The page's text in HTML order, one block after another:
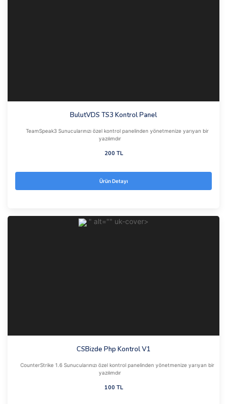
BulutVDS TS3 Kontrol Panel
TeamSpeak3 Sunucularınızı özel kontrol panelinden yönetmenize yarıyan bir
yazılımdır
200 TL
Ürün Detayı
" alt="" uk-cover>
CSBizde Php Kontrol V1
CounterStrike 1.6 Sunucularınızı özel kontrol panelinden yönetmenize yarıyan bir
yazılımdır
100 TL